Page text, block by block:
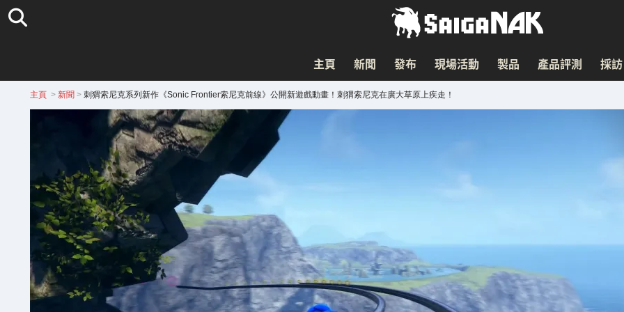
主頁 新聞 發布 現場活動 製品 產品評測 採訪
主頁 > 新聞 > 刺猬索尼克系列新作《Sonic Frontier索尼克前線》公開新遊戲動畫！刺猬索尼克在廣大草原上疾走！